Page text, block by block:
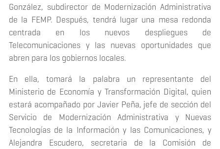
González, subdirector de Modernización Administrativa
de la FEMP. Después, tendrá lugar una mesa redonda
centrada en los nuevos despliegues de
Telecomunicaciones y las nuevas oportunidades que
abren para los gobiernos locales.
En ella, tomará la palabra un representante del
Ministerio de Economía y Transformación Digital, quien
estará acompañado por Javier Peña, jefe de sección del
Servicio de Modernización Administrativa y Nuevas
Tecnologías de la Información y las Comunicaciones, y
Alejandra Escudero, secretaria de la Comisión de